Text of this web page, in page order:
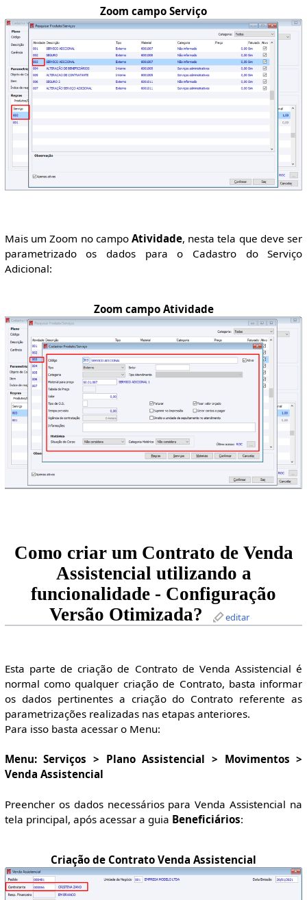
Zoom campo Serviço
Mais um Zoom no campo Atividade, nesta tela que deve ser
parametrizado os dados para o Cadastro do Serviço
Adicional:
Zoom campo Atividade
Como criar um Contrato de Venda
Assistencial utilizando a
funcionalidade - Configuração
Versão Otimizada?
editar
Esta parte de criação de Contrato de Venda Assistencial é
normal como qualquer criação de Contrato, basta informar
os dados pertinentes a criação do Contrato referente as
parametrizações realizadas nas etapas anteriores.
Para isso basta acessar o Menu:
Menu: Serviços > Plano Assistencial > Movimentos >
Venda Assistencial
Preencher os dados necessários para Venda Assistencial na
tela principal, após acessar a guia Beneficiários:
Criação de Contrato Venda Assistencial